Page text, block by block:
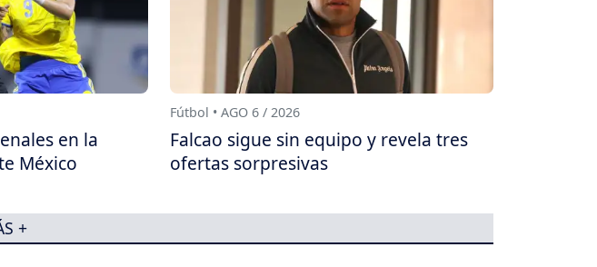
en la
México
Fútbol • AGO 6 / 2026
Falcao sigue sin equipo y revela tres
ofertas sorpresivas
+